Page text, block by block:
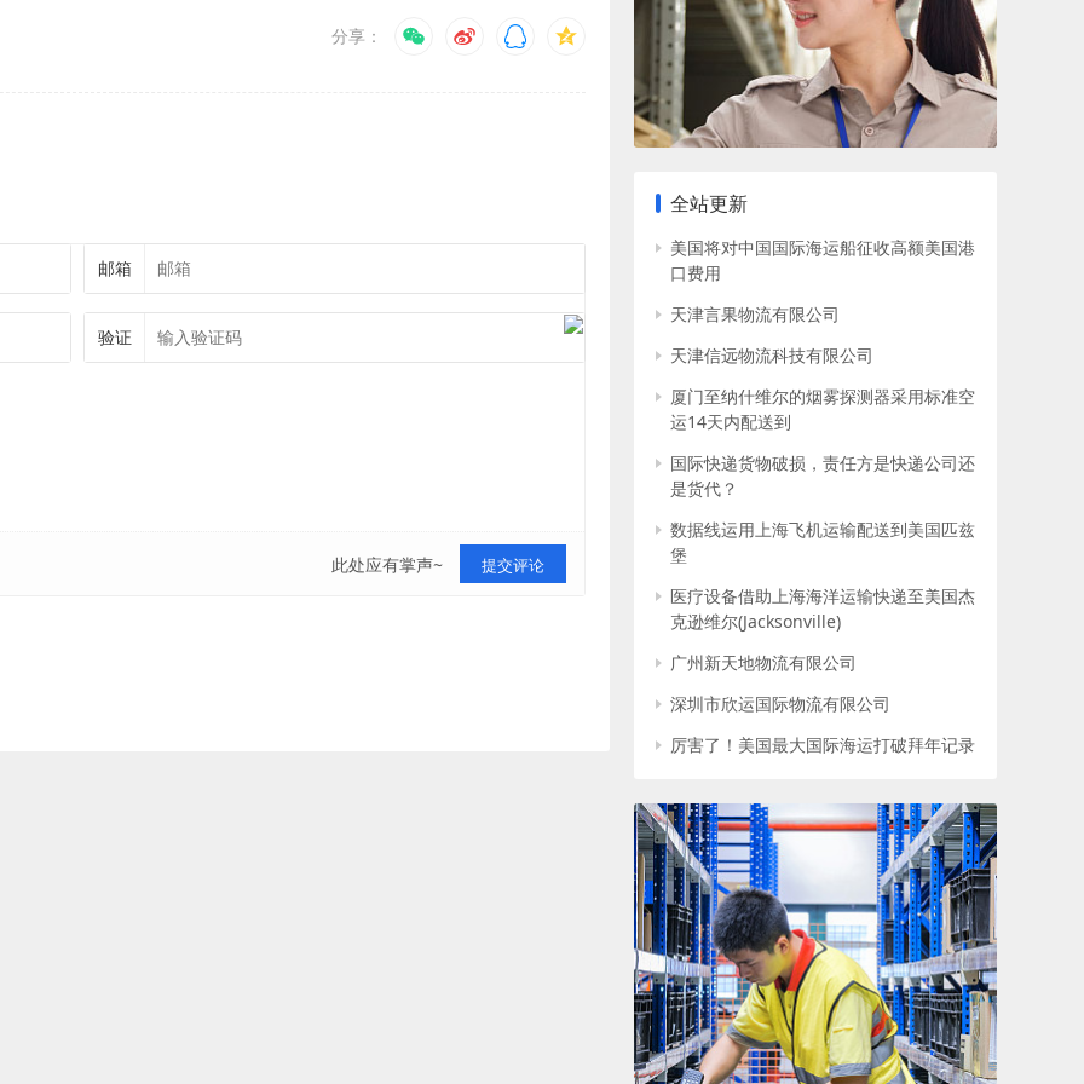
分享：
邮箱
验证
此处应有掌声~ 提交评论
全站更新
美国将对中国国际海运船征收高额美国港
口费用
天津言果物流有限公司
天津信远物流科技有限公司
厦门至纳什维尔的烟雾探测器采用标准空
运14天内配送到
国际快递货物破损，责任方是快递公司还
是货代？
数据线运用上海飞机运输配送到美国匹兹
堡
医疗设备借助上海海洋运输快递至美国杰
克逊维尔(Jacksonville)
广州新天地物流有限公司
深圳市欣运国际物流有限公司
厉害了！美国最大国际海运打破拜年记录